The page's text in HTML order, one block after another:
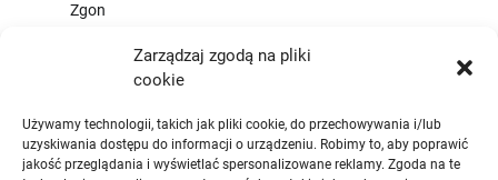
Zarządzaj zgodą na pliki
cookie
Używamy technologii, takich jak pliki cookie, do przechowywania i/lub
uzyskiwania dostępu do informacji o urządzeniu. Robimy to, aby poprawić
jakość przeglądania i wyświetlać spersonalizowane reklamy. Zgoda na te
Zgon